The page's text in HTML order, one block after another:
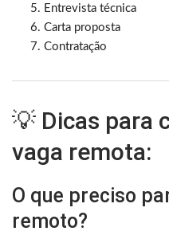
Entrevista técnica
Carta proposta
Contratação
💡 Dicas para
vaga remota:
O que preciso
remoto?